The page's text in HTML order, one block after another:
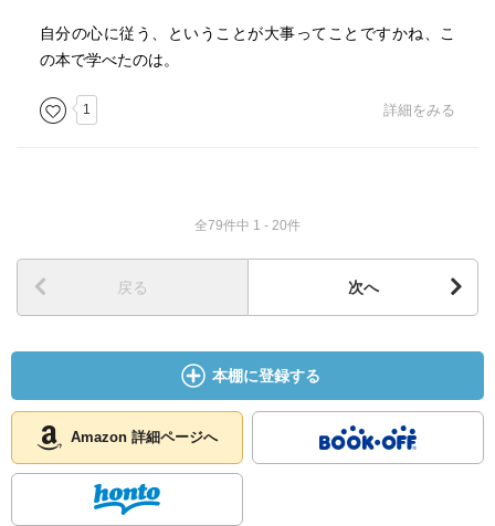
自分の心に従う、ということが大事ってことですかね、こ
の本で学べたのは。
1 詳細をみる
全79件中 1 - 20件
戻る 次へ
本棚に登録する
Amazon 詳細ページへ